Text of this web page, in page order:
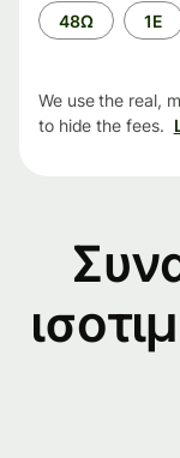
Time
period
48Ω 1Ε
We use the real,
to hide the fees.